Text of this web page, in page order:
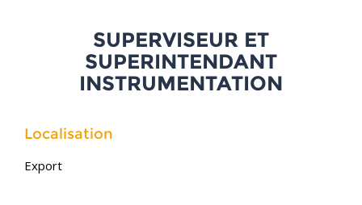
SUPERVISEUR ET
SUPERINTENDANT
INSTRUMENTATION
Localisation
Export